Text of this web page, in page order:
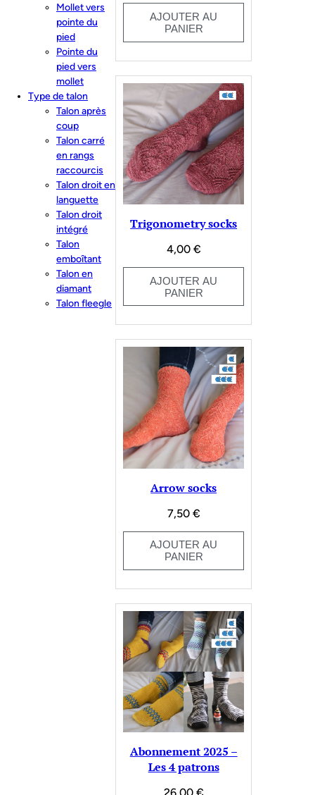
Mollet vers
pointe du
pied
Pointe du
pied vers
mollet
Type de talon
Talon après
coup
Talon carré
en rangs
raccourcis
Talon droit en
languette
Talon droit
intégré
Talon
emboîtant
Talon en
diamant
Talon fleegle
AJOUTER AU
PANIER
Trigonometry socks
4,00 €
AJOUTER AU
PANIER
Arrow socks
7,50 €
AJOUTER AU
PANIER
Abonnement 2025 –
Les 4 patrons